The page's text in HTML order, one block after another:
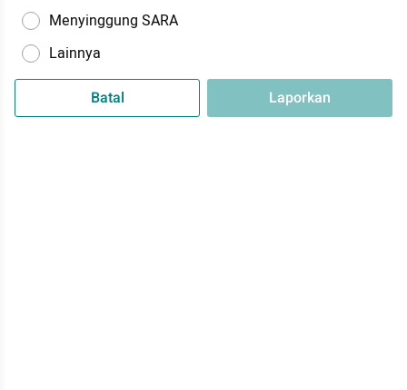
Menyinggung SARA
Lainnya
Batal Laporkan